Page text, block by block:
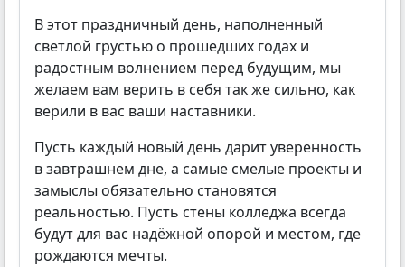
В этот праздничный день, наполненный
светлой грустью о прошедших годах и
радостным волнением перед будущим, мы
желаем вам верить в себя так же сильно, как
верили в вас ваши наставники.
Пусть каждый новый день дарит уверенность
в завтрашнем дне, а самые смелые проекты и
замыслы обязательно становятся
реальностью. Пусть стены колледжа всегда
будут для вас надёжной опорой и местом, где
рождаются мечты.